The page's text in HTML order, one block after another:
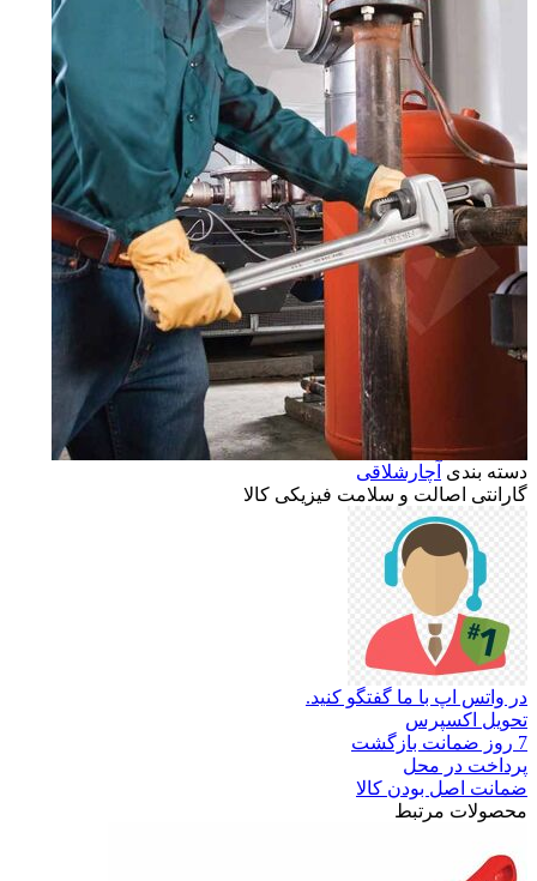
دسته بندی آچارشلاقی
گارانتی اصالت و سلامت فیزیکی کالا
در واتس اپ با ما گفتگو کنید.
تحویل اکسپرس
7 روز ضمانت بازگشت
پرداخت در محل
ضمانت اصل بودن کالا
محصولات مرتبط